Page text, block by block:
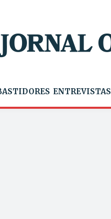
ENTREVISTAS